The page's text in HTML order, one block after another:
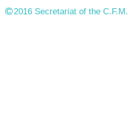
2016 Secretariat of the C.F.M.